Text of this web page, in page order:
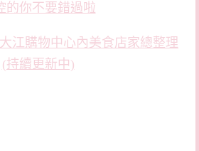
的你不要錯過啦
江購物中心內美食店家總整理
(持續更新中)